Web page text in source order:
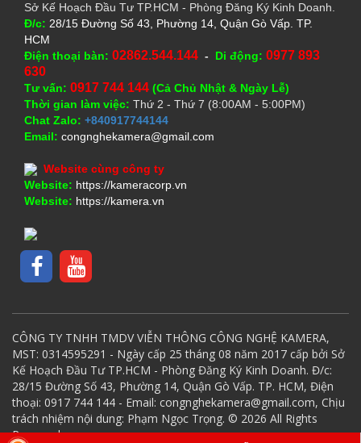
Sở Kế Hoạch Đầu Tư TP.HCM - Phòng Đăng Ký Kinh Doanh.
Đ/c: 28/15 Đường Số 43, Phường 14, Quận Gò Vấp. TP.
HCM
Điện thoại bàn: 02862.544.144 - Di động: 0977 893
630
Tư vấn: 0917 744 144 (Cả Chủ Nhật & Ngày Lễ)
Thời gian làm việc: Thứ 2 - Thứ 7 (8:00AM - 5:00PM)
Chat Zalo: +840917744144
Email: congnghekamera@gmail.com
Website cùng công ty
Website: https://kameracorp.vn
Website: https://kamera.vn
CÔNG TY TNHH TMDV VIỄN THÔNG CÔNG NGHỆ KAMERA,
MST: 0314595291 - Ngày cấp 25 tháng 08 năm 2017 cấp bởi Sở
Kế Hoạch Đầu Tư TP.HCM - Phòng Đăng Ký Kinh Doanh. Đ/c:
28/15 Đường Số 43, Phường 14, Quận Gò Vấp. TP. HCM, Điện
thoại: 0917 744 144 - Email: congnghekamera@gmail.com, Chịu
trách nhiệm nội dung: Phạm Ngọc Trọng. © 2026 All Rights
Reserved.